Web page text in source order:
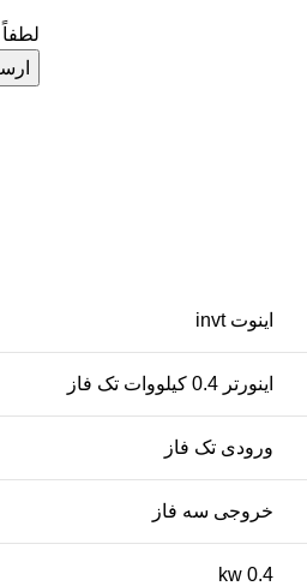
اینوت invt
اينورتر 0.4 کیلووات تک فاز
ورودی تک فاز
خروجی سه فاز
0.4 kw